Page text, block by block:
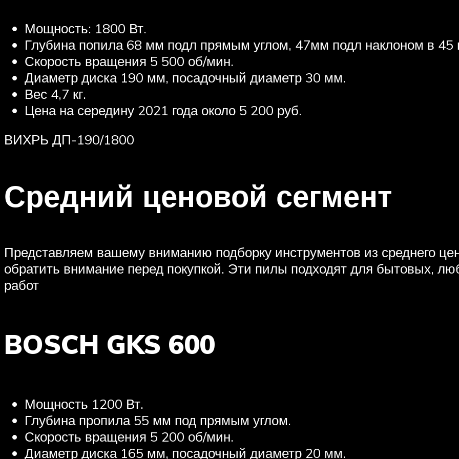
Мощность: 1800 Вт.
Глубина попила 68 мм подл прямым углом, 47мм подл наклоном в 45
Скорость вращения 5 500 об/мин.
Диаметр диска 190 мм, посадочный диаметр 30 мм.
Вес 4,7 кг.
Цена на середину 2021 года около 5 200 руб.
ВИХРЬ ДП-190/1800
Средний ценовой сегмент
Представляем вашему вниманию подборку инструментов из среднего
обратить внимание перед покупкой. Эти пилы подходят для бытовых,
работ
BOSCH GKS 600
Мощность 1200 Вт.
Глубина пропила 55 мм под прямым углом.
Скорость вращения 5 200 об/мин.
Диаметр диска 165 мм, посадочный диаметр 20 мм.